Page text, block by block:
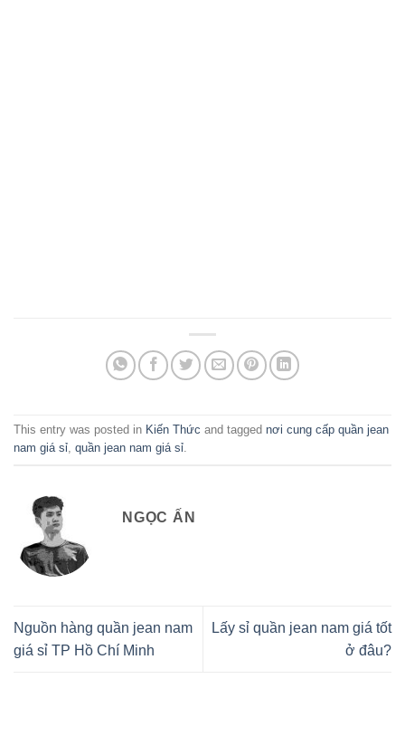
This entry was posted in Kiến Thức and tagged nơi cung cấp quần jean
nam giá sỉ, quần jean nam giá sỉ.
NGỌC ẤN
Nguồn hàng quần jean nam
giá sỉ TP Hồ Chí Minh
Lấy sỉ quần jean nam giá tốt
ở đâu?